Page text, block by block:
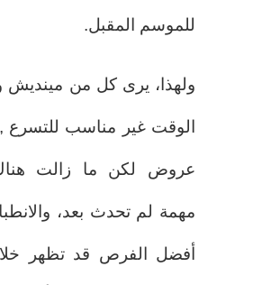
للموسم المقبل.
ولهذا، يرى كل من مينديش
الوقت غير مناسب للتسرع
عروض لكن ما زالت
مهمة لم تحدث بعد،
أفضل الفرص قد تظهر